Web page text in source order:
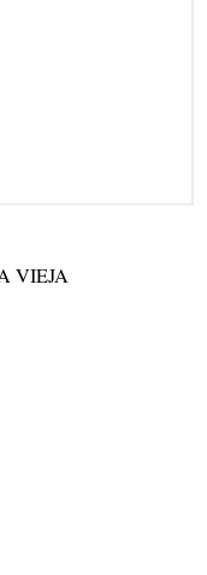
VIEJA